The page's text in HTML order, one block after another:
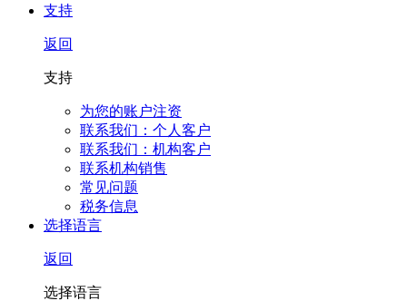
支持
返回
支持
为您的账户注资
联系我们：个人客户
联系我们：机构客户
联系机构销售
常见问题
税务信息
选择语言
返回
选择语言